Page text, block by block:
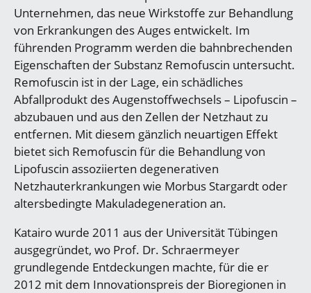
Unternehmen, das neue Wirkstoffe zur Behandlung
von Erkrankungen des Auges entwickelt. Im
führenden Programm werden die bahnbrechenden
Eigenschaften der Substanz Remofuscin untersucht.
Remofuscin ist in der Lage, ein schädliches
Abfallprodukt des Augenstoffwechsels – Lipofuscin –
abzubauen und aus den Zellen der Netzhaut zu
entfernen. Mit diesem gänzlich neuartigen Effekt
bietet sich Remofuscin für die Behandlung von
Lipofuscin assoziierten degenerativen
Netzhauterkrankungen wie Morbus Stargardt oder
altersbedingte Makuladegeneration an.
Katairo wurde 2011 aus der Universität Tübingen
ausgegründet, wo Prof. Dr. Schraermeyer
grundlegende Entdeckungen machte, für die er
2012 mit dem Innovationspreis der Bioregionen in